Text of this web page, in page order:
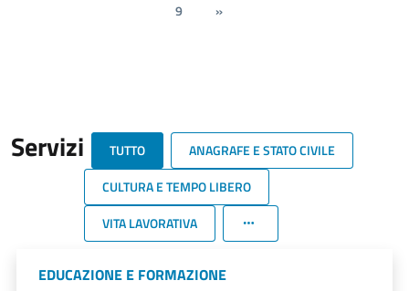
9
»
Servizi TUTTO
ANAGRAFE E STATO CIVILE
CULTURA E TEMPO LIBERO
VITA LAVORATIVA
EDUCAZIONE E FORMAZIONE